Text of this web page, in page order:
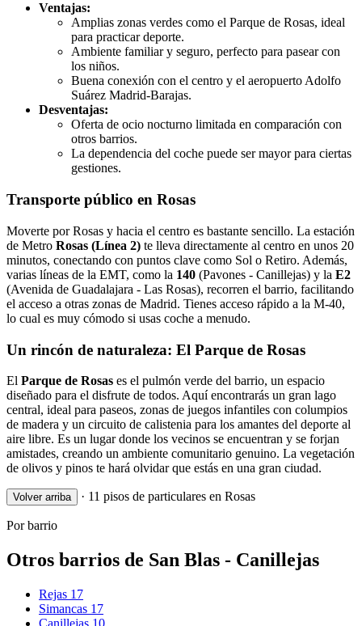
Ventajas:
Amplias zonas verdes como el Parque de Rosas, ideal
para practicar deporte.
Ambiente familiar y seguro, perfecto para pasear con
los niños.
Buena conexión con el centro y el aeropuerto Adolfo
Suárez Madrid-Barajas.
Desventajas:
Oferta de ocio nocturno limitada en comparación con
otros barrios.
La dependencia del coche puede ser mayor para ciertas
gestiones.
Transporte público en Rosas
Moverte por Rosas y hacia el centro es bastante sencillo. La estación
de Metro Rosas (Línea 2) te lleva directamente al centro en unos 20
minutos, conectando con puntos clave como Sol o Retiro. Además,
varias líneas de la EMT, como la 140 (Pavones - Canillejas) y la E2
(Avenida de Guadalajara - Las Rosas), recorren el barrio, facilitando
el acceso a otras zonas de Madrid. Tienes acceso rápido a la M-40,
lo cual es muy cómodo si usas coche a menudo.
Un rincón de naturaleza: El Parque de Rosas
El Parque de Rosas es el pulmón verde del barrio, un espacio
diseñado para el disfrute de todos. Aquí encontrarás un gran lago
central, ideal para paseos, zonas de juegos infantiles con columpios
de madera y un circuito de calistenia para los amantes del deporte al
aire libre. Es un lugar donde los vecinos se encuentran y se forjan
amistades, creando un ambiente comunitario genuino. La vegetación
de olivos y pinos te hará olvidar que estás en una gran ciudad.
Volver arriba · 11 pisos de particulares en Rosas
Por barrio
Otros barrios de San Blas - Canillejas
Rejas 17
Simancas 17
Canillejas 10